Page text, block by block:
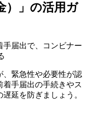
）」の活用ガ
届出で、コンビナー
、緊急性や必要性が認
手届出の手続きやス
延を防ぎましょう。